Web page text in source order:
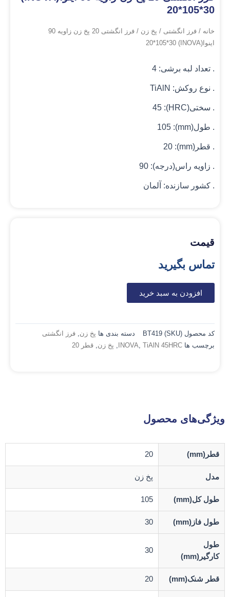
20*105*30
خانه / فرز انگشتی / پخ زن
/ فرز انگشتی 20 پخ زن زاویه 90
اینوا(INOVA) 20*105*30
. تعداد لبه برشی: 4
. نوع روکش: TiAlN
. سختی(HRC): 45
. طول(mm): 105
. قطر(mm): 20
. زاویه راس(درجه): 90
. کشور سازنده: آلمان
قیمت
تماس بگیرید
افزودن به سبد خرید
کد محصول (SKU) BT419 دسته بندی ها پخ زن فرز انگشتی
برچسب ها
INOVA TiAlN 45HRC پخ زن قطر 20
ویژگی‌های محصول
قطر(mm) 20
مدل پخ زن
طول کل(mm) 105
طول فاز(mm) 30
طول
کارگیر(mm)
30
قطر شنک(mm) 20